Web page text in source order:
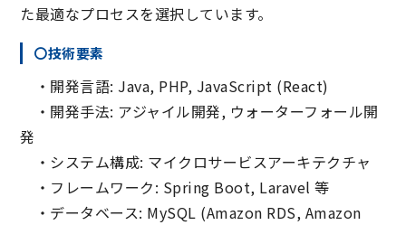
た最適なプロセスを選択しています。
〇技術要素
・開発言語: Java, PHP, JavaScript (React)
・開発手法: アジャイル開発, ウォーターフォール開
発
・システム構成: マイクロサービスアーキテクチャ
・フレームワーク: Spring Boot, Laravel 等
・データベース: MySQL (Amazon RDS, Amazon